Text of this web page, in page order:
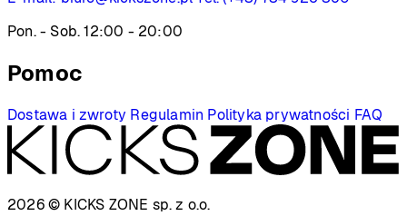
Pon. - Sob. 12:00 - 20:00
Pomoc
Dostawa i zwroty Regulamin Polityka prywatności FAQ
2026 © KICKS ZONE sp. z o.o.